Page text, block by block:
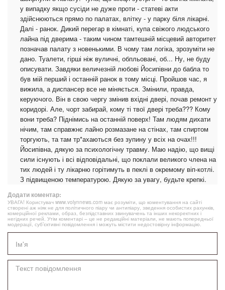
у випадку якщо сусіди не дуже проти - статеві акти
здійснюються прямо по палатах, влітку - у парку біля лікарні.
Далі - ранок. Дикий перегар в кімнаті, купа свіжого людського
лайна під дверима - таким чином тамтешній місцевий авторитет
позначав палату з новенькими. В чому там логіка, зрозуміти не
дано. Туалети, гірші ніж вуличні, обпльовані, об... Ну, не буду
описувати. Завдяки величезній любові Йосипівни до бабла то
був мій перший і останній ранок в тому місці. Пройшов час, я
вижила, а диспансер все не міняється. Змінили, правда,
керуючого. Він в свою чергу змінив вхідні двері, почав ремонт у
коридорі. Але, чорт забирай, кому ті твої двері треба??? Кому
вони треба? Піднімись на останній поверх! Там людям дихати
нічим, там справжнє лайно розмазане на стінах, там спиртом
торгують, та там тр*ахаються без зупину у всіх на очах!!!
Йосипівна, дякую за психологічну травму. Маю надію, що вищі
сили існують і всі відповідальні, що поклали великого члена на
тих людей і ту лікарню горітимуть в пеклі в окремому віп-котлі.
З підвищеною температурою. Дякую за увагу, будьте крепкі.
Додати коментар:
УВАГА! Користувач www.volynnews.com має розуміти, що коментування на сайті
створені аж ніяк не для політичного піару чи антипіару, зведення особистих рахунків,
комерційної реклами, образ, безпідставних звинувачень та інших некоректних і
негідних речей. Утім коментарі – це не редакційні матеріали, не мають попередньої
модерації, суб’єктивні повідомлення і можуть містити недостовірну інформацію.